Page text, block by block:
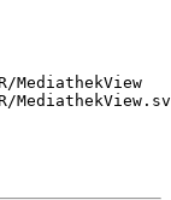
MediathekView